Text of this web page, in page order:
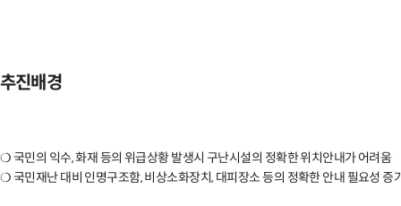
추진배경
❍ 국민의 익수, 화재 등의 위급상황 발생시 구난시설의 정확한 위치안내가 어려움
❍ 국민재난 대비 인명구조함, 비상소화장치, 대피장소 등의 정확한 안내 필요성 증